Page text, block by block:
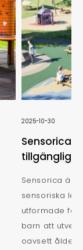
2025-10-30
Sensorica:
Sensorica är
sensoriska
utformade för
barn att
oavsett ålder,